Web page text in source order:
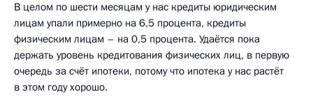
В целом по шести месяцам у нас кредиты юридическим
лицам упали примерно на 6,5 процента, кредиты
физическим лицам – на 0,5 процента. Удаётся пока
держать уровень кредитования физических лиц, в первую
очередь за счёт ипотеки, потому что ипотека у нас растёт
в этом году хорошо.